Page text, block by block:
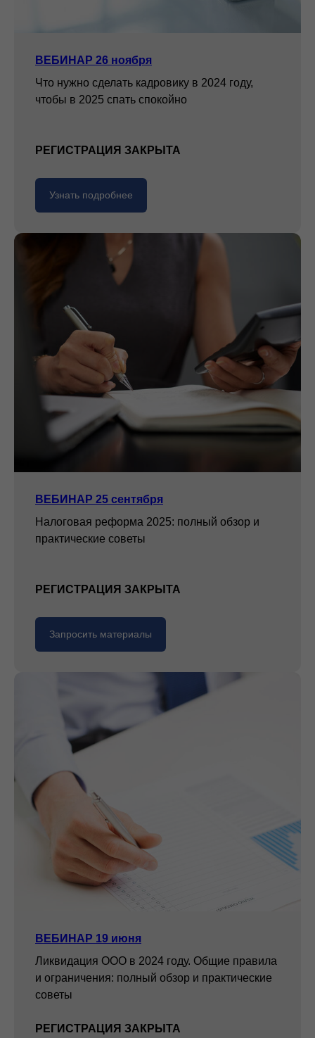
ВЕБИНАР 26 ноября
Что нужно сделать кадровику в 2024 году,
чтобы в 2025 спать спокойно
РЕГИСТРАЦИЯ ЗАКРЫТА
Узнать подробнее
ВЕБИНАР 25 сентября
Налоговая реформа 2025: полный обзор и
практические советы
РЕГИСТРАЦИЯ ЗАКРЫТА
Запросить материалы
ВЕБИНАР 19 июня
Ликвидация ООО в 2024 году. Общие правила
и ограничения: полный обзор и практические
советы
РЕГИСТРАЦИЯ ЗАКРЫТА